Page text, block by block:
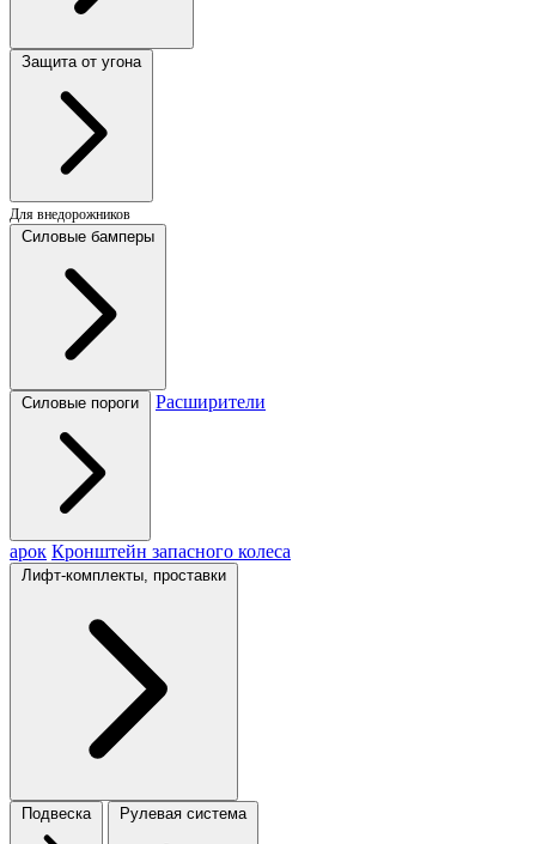
Защита от угона
Для внедорожников
Силовые бамперы
Силовые пороги Расширители
арок Кронштейн запасного колеса
Лифт-комплекты, проставки
Подвеска Рулевая система